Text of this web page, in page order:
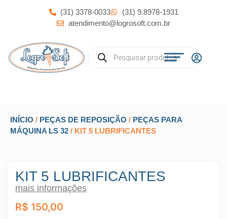
(31) 3378-0033
(31) 9.8978-1931
atendimento@logrosoft.com.br
INÍCIO / PEÇAS DE REPOSIÇÃO / PEÇAS PARA
MÁQUINA LS 32 / KIT 5 LUBRIFICANTES
KIT 5 LUBRIFICANTES
mais informações
R$ 150,00